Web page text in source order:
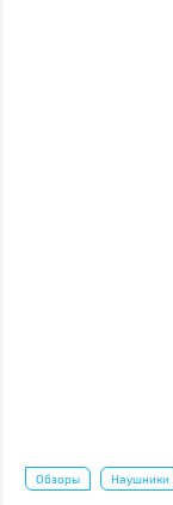
Обзоры Наушники